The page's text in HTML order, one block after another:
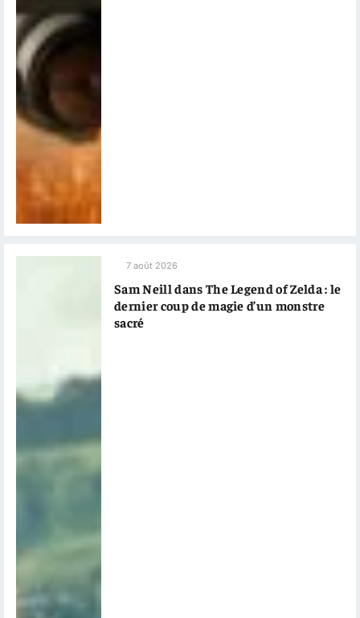
7 août 2026
Sam Neill dans The Legend of Zelda : le
dernier coup de magie d’un monstre
sacré